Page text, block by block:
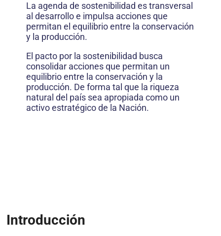
La agenda de sostenibilidad es transversal
al desarrollo e impulsa acciones que
permitan el equilibrio entre la conservación
y la producción.
El pacto por la sostenibilidad busca
consolidar acciones que permitan un
equilibrio entre la conservación y la
producción. De forma tal que la riqueza
natural del país sea apropiada como un
activo estratégico de la Nación.
Introducción